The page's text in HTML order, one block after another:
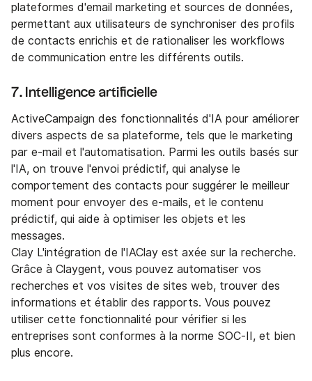
plateformes d'email marketing et sources de données,
permettant aux utilisateurs de synchroniser des profils
de contacts enrichis et de rationaliser les workflows
de communication entre les différents outils.
7. Intelligence artificielle
ActiveCampaign des fonctionnalités d'IA pour améliorer
divers aspects de sa plateforme, tels que le marketing
par e-mail et l'automatisation. Parmi les outils basés sur
l'IA, on trouve l'envoi prédictif, qui analyse le
comportement des contacts pour suggérer le meilleur
moment pour envoyer des e-mails, et le contenu
prédictif, qui aide à optimiser les objets et les
messages.
Clay L'intégration de l'IAClay est axée sur la recherche.
Grâce à Claygent, vous pouvez automatiser vos
recherches et vos visites de sites web, trouver des
informations et établir des rapports. Vous pouvez
utiliser cette fonctionnalité pour vérifier si les
entreprises sont conformes à la norme SOC-II, et bien
plus encore.